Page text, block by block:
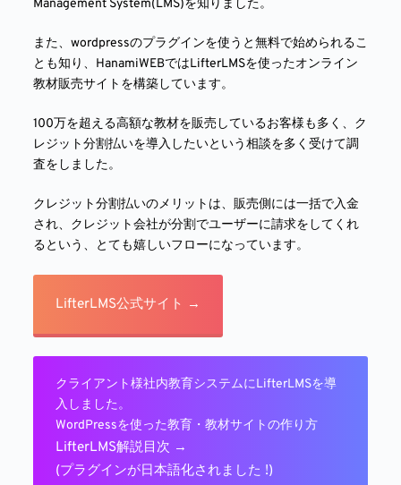
Management System(LMS)を知りました。
また、wordpressのプラグインを使うと無料で始められるこ
とも知り、HanamiWEBではLifterLMSを使ったオンライン
教材販売サイトを構築しています。
100万を超える高額な教材を販売しているお客様も多く、ク
レジット分割払いを導入したいという相談を多く受けて調
査をしました。
クレジット分割払いのメリットは、販売側には一括で入金
され、クレジット会社が分割でユーザーに請求をしてくれ
るという、とても嬉しいフローになっています。
LifterLMS公式サイト →
クライアント様社内教育システムにLifterLMSを導
入しました。
WordPressを使った教育・教材サイトの作り方
LifterLMS解説目次 →
(プラグインが日本語化されました !)